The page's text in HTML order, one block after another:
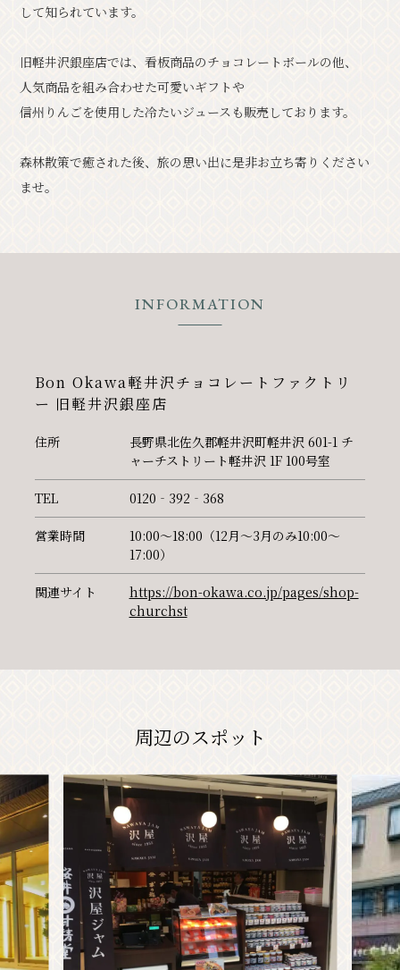
バナー広告案内
PR
して知られています。
旧軽井沢銀座店では、看板商品のチョコレートボールの他、
人気商品を組み合わせた可愛いギフトや
信州りんごを使用した冷たいジュースも販売しております。
森林散策で癒された後、旅の思い出に是非お立ち寄りください
ませ。
INFORMATION
Bon Okawa軽井沢チョコレートファクトリ
ー 旧軽井沢銀座店
住所
長野県北佐久郡軽井沢町軽井沢 601-1 チ
ャーチストリート軽井沢 1F 100号室
TEL 0120‐392‐368
営業時間
10:00～18:00（12月～3月のみ10:00～
17:00）
関連サイト
https://bon-okawa.co.jp/pages/shop-
churchst
周辺のスポット